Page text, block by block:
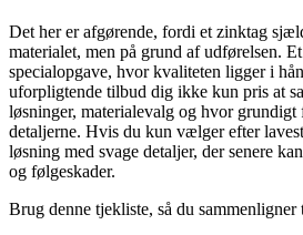
Det her er afgørende, fordi et zinktag
materialet, men på grund af udførelsen.
specialopgave, hvor kvaliteten ligger i
uforpligtende tilbud dig ikke kun pris at
løsninger, materialevalg og hvor grundigt
detaljerne. Hvis du kun vælger efter
løsning med svage detaljer, der senere
og følgeskader.
Brug denne tjekliste, så du